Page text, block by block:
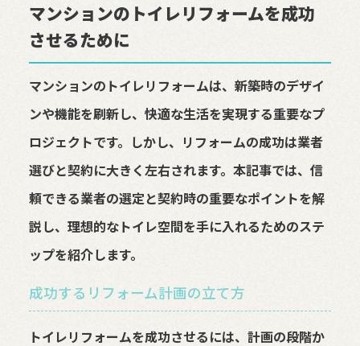
マンションのトイレリフォームを成功
させるために
マンションのトイレリフォームは、新築時のデザイ
ンや機能を刷新し、快適な生活を実現する重要なプ
ロジェクトです。しかし、リフォームの成功は業者
選びと契約に大きく左右されます。本記事では、信
頼できる業者の選定と契約時の重要なポイントを解
説し、理想的なトイレ空間を手に入れるためのステ
ップを紹介します。
成功するリフォーム計画の立て方
トイレリフォームを成功させるには、計画の段階か